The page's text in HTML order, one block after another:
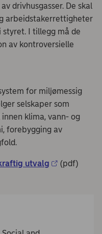
drivhusgasser. De skal
arbeidstakerrettigheter
styret. I tillegg må de
av kontroversielle
for miljømessig
selskaper som
klima, vann- og
forebygging av
utvalg (pdf)